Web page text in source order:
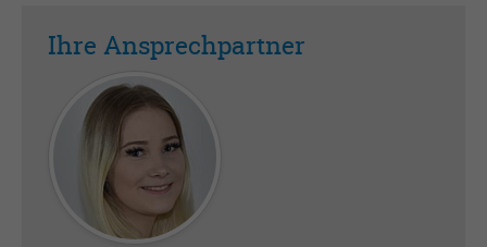
Ihre Ansprechpartner
Anbieter PHP
Session
Zweck Betrieb TYPO3